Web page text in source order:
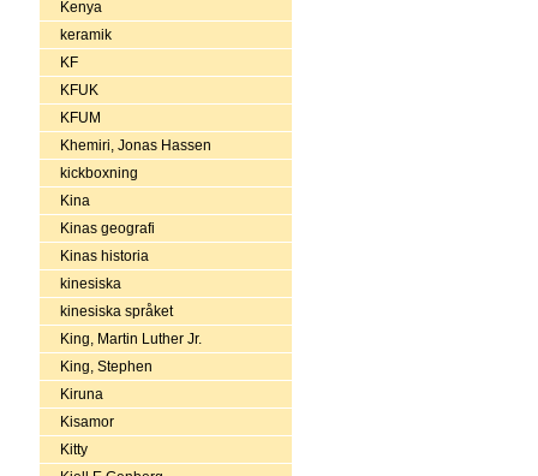
Kenya
keramik
KF
KFUK
KFUM
Khemiri, Jonas Hassen
kickboxning
Kina
Kinas geografi
Kinas historia
kinesiska
kinesiska språket
King, Martin Luther Jr.
King, Stephen
Kiruna
Kisamor
Kitty